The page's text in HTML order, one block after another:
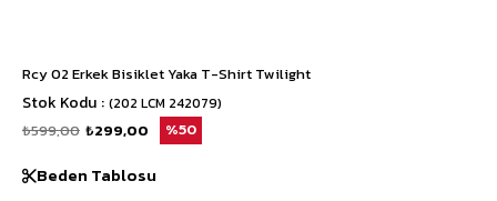
Rcy 02 Erkek Bisiklet Yaka T-Shirt Twilight
Stok Kodu (202 LCM 242079)
₺599,00 ₺299,00 50
Beden Tablosu